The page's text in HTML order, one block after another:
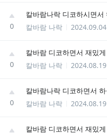
0
칼바람 나락
2024.09.04
0
칼바람 나락
2024.08.19
0
칼바람 나락
2024.08.19